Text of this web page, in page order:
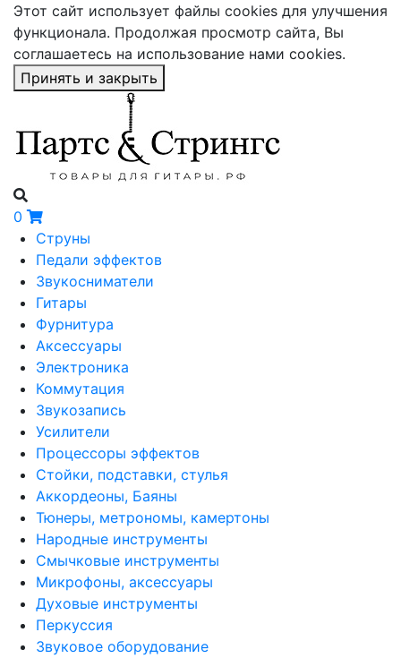
Этот сайт использует файлы cookies для улучшения
функционала. Продолжая просмотр сайта, Вы
соглашаетесь на использование нами cookies.
Принять и закрыть
0
Струны
Педали эффектов
Звукосниматели
Гитары
Фурнитура
Аксессуары
Электроника
Коммутация
Звукозапись
Усилители
Процессоры эффектов
Стойки, подставки, стулья
Аккордеоны, Баяны
Тюнеры, метрономы, камертоны
Народные инструменты
Смычковые инструменты
Микрофоны, аксессуары
Духовые инструменты
Перкуссия
Звуковое оборудование